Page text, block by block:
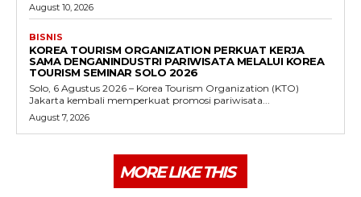
August 10, 2026
BISNIS
KOREA TOURISM ORGANIZATION PERKUAT KERJA
SAMA DENGANINDUSTRI PARIWISATA MELALUI KOREA
TOURISM SEMINAR SOLO 2026
Solo, 6 Agustus 2026 – Korea Tourism Organization (KTO)
Jakarta kembali memperkuat promosi pariwisata...
August 7, 2026
MORE LIKE THIS